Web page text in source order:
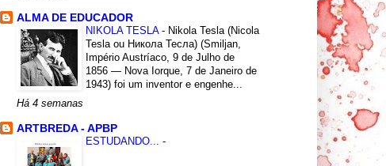
ALMA DE EDUCADOR
NIKOLA TESLA - Nikola Tesla (Nicola
Tesla ou Никола Тесла) (Smiljan,
Império Austríaco, 9 de Julho de
1856 — Nova Iorque, 7 de Janeiro de
1943) foi um inventor e engenhe...
Há 4 semanas
ARTBREDA - APBP
ESTUDANDO... -